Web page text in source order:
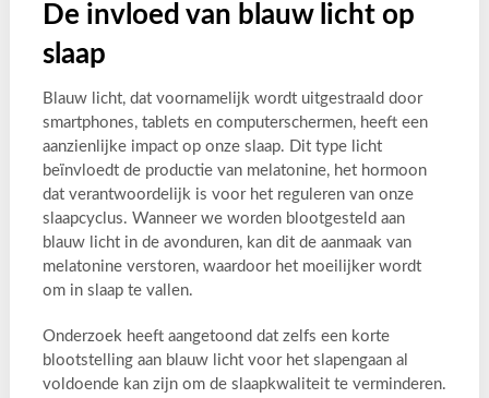
De invloed van blauw licht op
slaap
Blauw licht, dat voornamelijk wordt uitgestraald door
smartphones, tablets en computerschermen, heeft een
aanzienlijke impact op onze slaap. Dit type licht
beïnvloedt de productie van melatonine, het hormoon
dat verantwoordelijk is voor het reguleren van onze
slaapcyclus. Wanneer we worden blootgesteld aan
blauw licht in de avonduren, kan dit de aanmaak van
melatonine verstoren, waardoor het moeilijker wordt
om in slaap te vallen.
Onderzoek heeft aangetoond dat zelfs een korte
blootstelling aan blauw licht voor het slapengaan al
voldoende kan zijn om de slaapkwaliteit te verminderen.